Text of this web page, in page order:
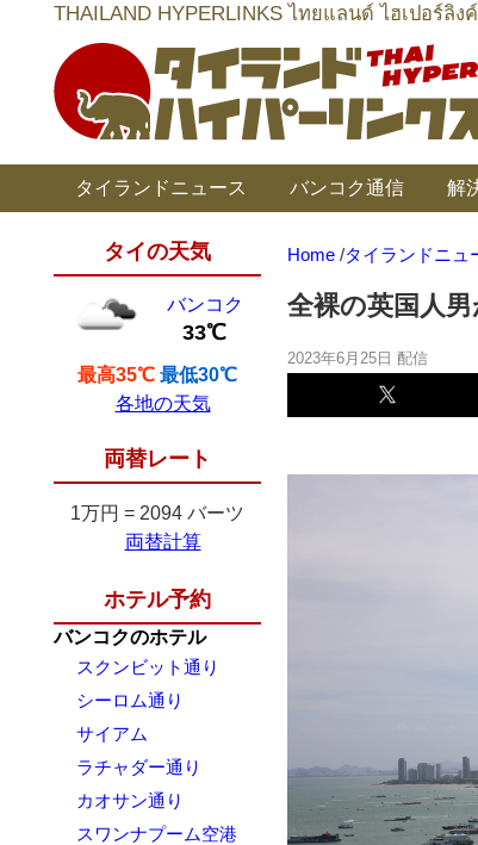
THAILAND HYPERLINKS ไทยแลนด์ ไฮเปอร์ลิ
タイランドニュース バンコク通信 解
タイの天気
バンコク
33℃
最高35℃ 最低30℃
各地の天気
両替レート
1万円 = 2094 バーツ
両替計算
ホテル予約
バンコクのホテル
スクンビット通り
シーロム通り
サイアム
ラチャダー通り
カオサン通り
スワンナプーム空港
Home /タイランドニュ
全裸の英国人
2023年6月25日 配信